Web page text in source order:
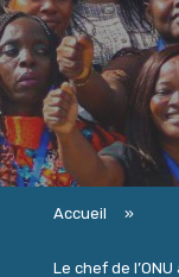
Accueil »
Le chef de